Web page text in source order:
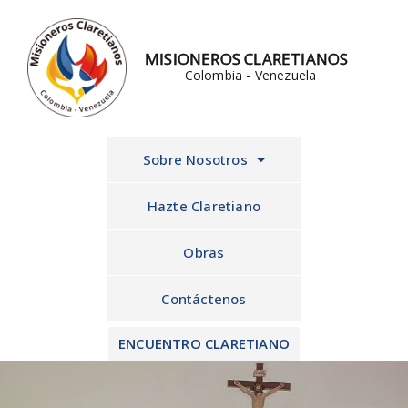
contenido
MISIONEROS CLARETIANOS
Colombia - Venezuela
Sobre Nosotros
Hazte Claretiano
Obras
Contáctenos
ENCUENTRO CLARETIANO